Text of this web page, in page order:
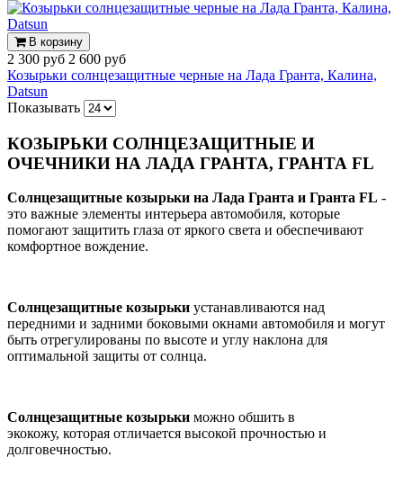
В корзину
2 300 руб 2 600 руб
Козырьки солнцезащитные черные на Лада Гранта, Калина,
Datsun
Показывать
КОЗЫРЬКИ СОЛНЦЕЗАЩИТНЫЕ И
ОЧЕЧНИКИ НА ЛАДА ГРАНТА, ГРАНТА FL
Солнцезащитные козырьки на Лада Гранта и Гранта FL -
это важные элементы интерьера автомобиля, которые
помогают защитить глаза от яркого света и обеспечивают
комфортное вождение.
Солнцезащитные козырьки устанавливаются над
передними и задними боковыми окнами автомобиля и могут
быть отрегулированы по высоте и углу наклона для
оптимальной защиты от солнца.
Солнцезащитные козырьки можно обшить в
экокожу, которая отличается высокой прочностью и
долговечностью.